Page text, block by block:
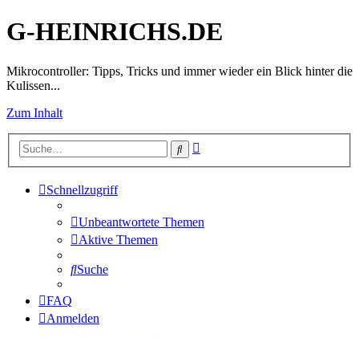
G-HEINRICHS.DE
Mikrocontroller: Tipps, Tricks und immer wieder ein Blick hinter die
Kulissen...
Zum Inhalt
Suche
Schnellzugriff
Unbeantwortete Themen
Aktive Themen
Suche
FAQ
Anmelden